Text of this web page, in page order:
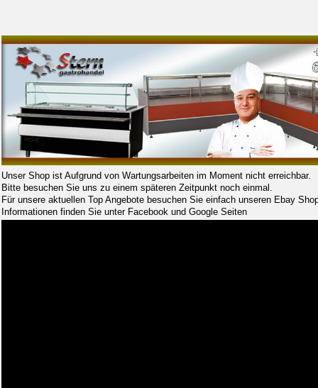
Unser Shop ist Aufgrund von Wartungsarbeiten im Moment nicht erreichbar.
Bitte besuchen Sie uns zu einem späteren Zeitpunkt noch einmal.
Für unsere aktuellen Top Angebote besuchen Sie einfach unseren Ebay
Informationen finden Sie unter Facebook und Google Seiten